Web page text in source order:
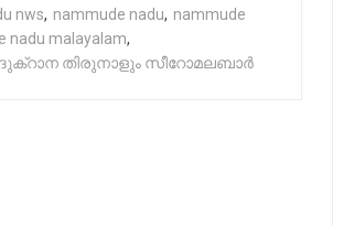
nws, nammude nadu, nammude
nadu malayalam,
തിരുനാളും സീറോമലബാർ